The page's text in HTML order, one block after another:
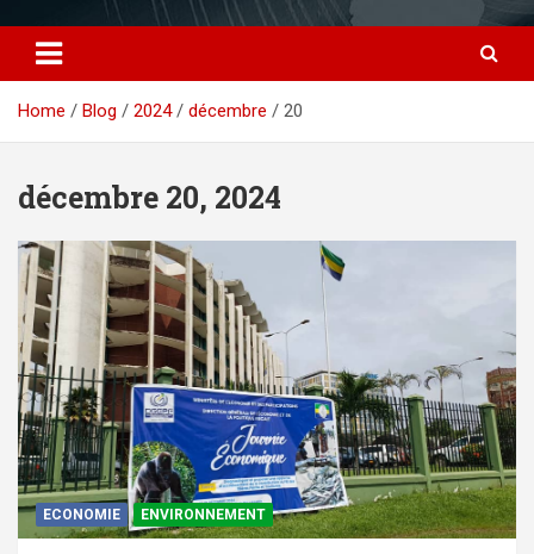
Home Blog 2024 décembre 20
décembre 20, 2024
ECONOMIE ENVIRONNEMENT